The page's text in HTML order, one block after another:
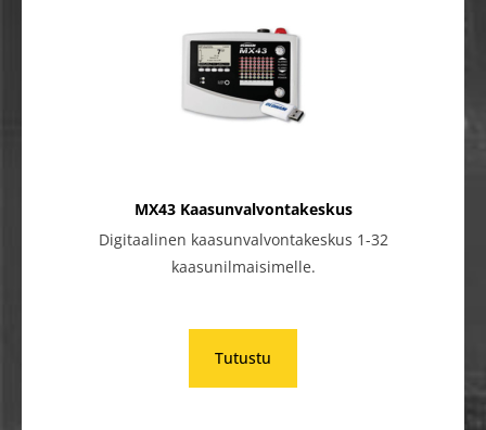
MX43 Kaasunvalvontakeskus
Digitaalinen kaasunvalvontakeskus 1-32
kaasunilmaisimelle.
Tutustu